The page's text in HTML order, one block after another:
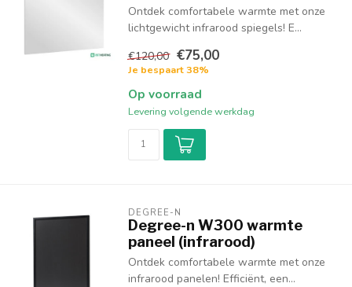
Ontdek comfortabele warmte met onze
lichtgewicht infrarood spiegels! E...
€120,00 €75,00
Je bespaart 38%
Op voorraad
Levering volgende werkdag
DEGREE-N
Degree-n W300 warmte
paneel (infrarood)
Ontdek comfortabele warmte met onze
infrarood panelen! Efficiënt, een...